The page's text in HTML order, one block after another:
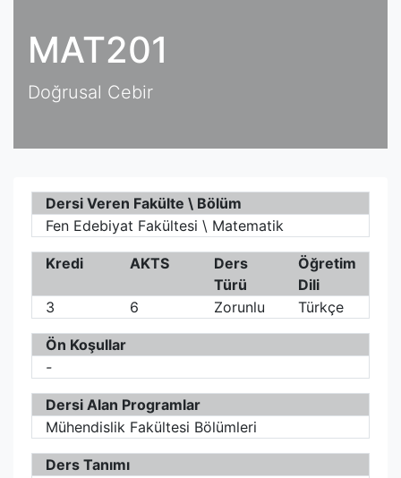
MAT201
Doğrusal Cebir
Dersi Veren Fakülte \ Bölüm
Fen Edebiyat Fakültesi \ Matematik
Kredi AKTS
Ders
Türü
Öğretim
Dili
3
6 Zorunlu Türkçe
Ön Koşullar
-
Dersi Alan Programlar
Mühendislik Fakültesi Bölümleri
Ders Tanımı